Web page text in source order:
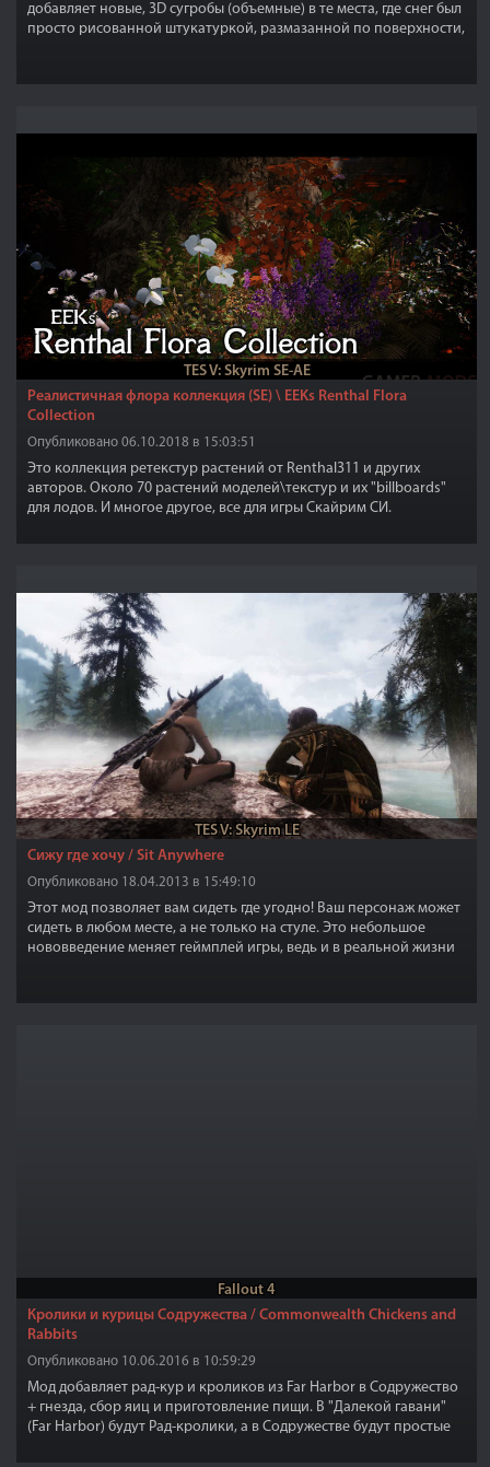
добавляет новые, 3D сугробы (объемные) в те места, где снег был
просто рисованной штукатуркой, размазанной по поверхности,
TES V: Skyrim SE-AE
Реалистичная флора коллекция (SE) \ EEKs Renthal Flora
Collection
Опубликовано 06.10.2018 в 15:03:51
Это коллекция ретекстур растений от Renthal311 и других
авторов. Около 70 растений моделей\текстур и их "billboards"
для лодов. И многое другое, все для игры Скайрим СИ.
TES V: Skyrim LE
Сижу где хочу / Sit Anywhere
Опубликовано 18.04.2013 в 15:49:10
Этот мод позволяет вам сидеть где угодно! Ваш персонаж может
сидеть в любом месте, а не только на стуле. Это небольшое
нововведение меняет геймплей игры, ведь и в реальной жизни
Fallout 4
Кролики и курицы Содружества / Commonwealth Chickens and
Rabbits
Опубликовано 10.06.2016 в 10:59:29
Мод добавляет рад-кур и кроликов из Far Harbor в Содружество
+ гнезда, сбор яиц и приготовление пищи. В "Далекой гавани"
(Far Harbor) будут Рад-кролики, а в Содружестве будут простые